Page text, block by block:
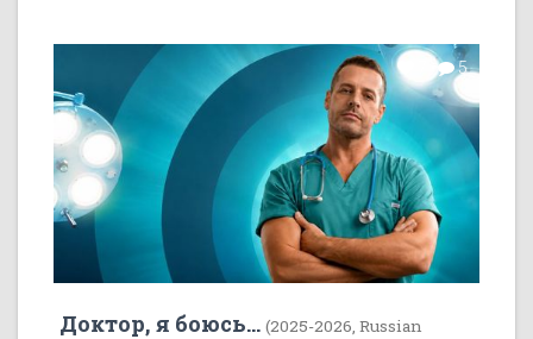
7 5
Доктор, я боюсь... (2025-2026, Russian